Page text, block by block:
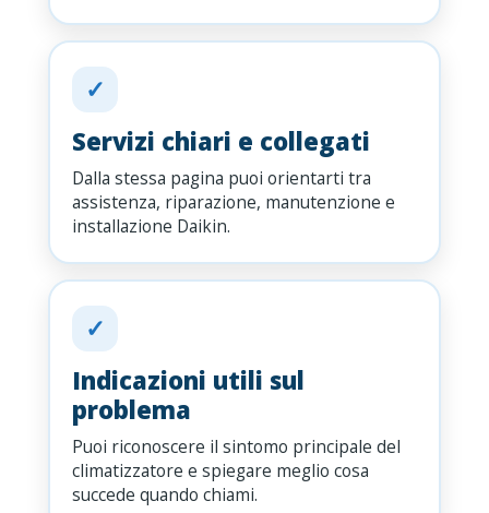
✓
Servizi chiari e collegati
Dalla stessa pagina puoi orientarti tra
assistenza, riparazione, manutenzione e
installazione Daikin.
✓
Indicazioni utili sul
problema
Puoi riconoscere il sintomo principale del
climatizzatore e spiegare meglio cosa
succede quando chiami.